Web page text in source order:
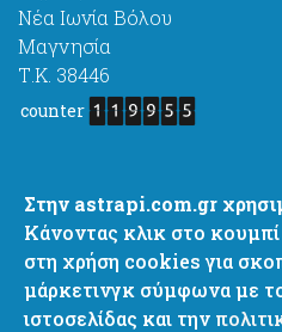
Νέα Ιωνία Βόλου
Μαγνησία
Τ.Κ. 38446
counter
http://www.astrapi.com.gr
+ 30 6977637444
+ 30 2421067444
+ 30 2421082751
Στην astrapi.com.gr
Κάνοντας κλικ στο
στη χρήση cookies για
μάρκετινγκ σύμφωνα με
ιστοσελίδας και την